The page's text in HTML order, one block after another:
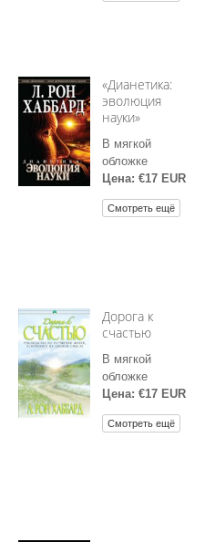
«Дианетика:
эволюция
науки»
В мягкой
обложке
Цена: €17 EUR
Смотреть ещё
Дорога к
счастью
В мягкой
обложке
Цена: €17 EUR
Смотреть ещё